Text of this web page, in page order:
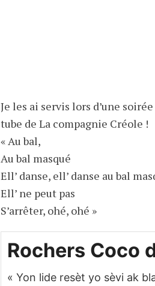
Je les ai servis lors d’une
tube de La compagnie Créole !
« Au bal,
Au bal masqué
Ell’ danse, ell’ danse au bal
Ell’ ne peut pas
S’arrêter, ohé, ohé »
Rochers Coco
« Yon lide resèt yo sèvi ak